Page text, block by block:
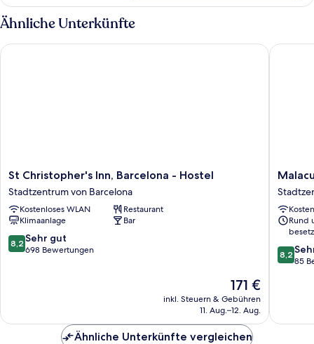
Ähnliche Unterkünfte
St
Christopher's
Inn,
Barcelona
-
Hostel
Stadtzentrum
St Christopher's Inn, Barcelona - Hostel
Stadtzentrum von Barcelona
Kostenloses WLAN
Restaurant
Klimaanlage
Bar
8.2
von
8,2 Sehr gut
698 Bewertungen
Der
Preis
beträgt
171 €
inkl. Steuern & Gebühren
11. Aug.–12. Aug.
St Christopher's Inn, Barcelona - Hostel
von
Rund
8.2
von
8,2
85
Ähnliche Unterkünfte vergleichen